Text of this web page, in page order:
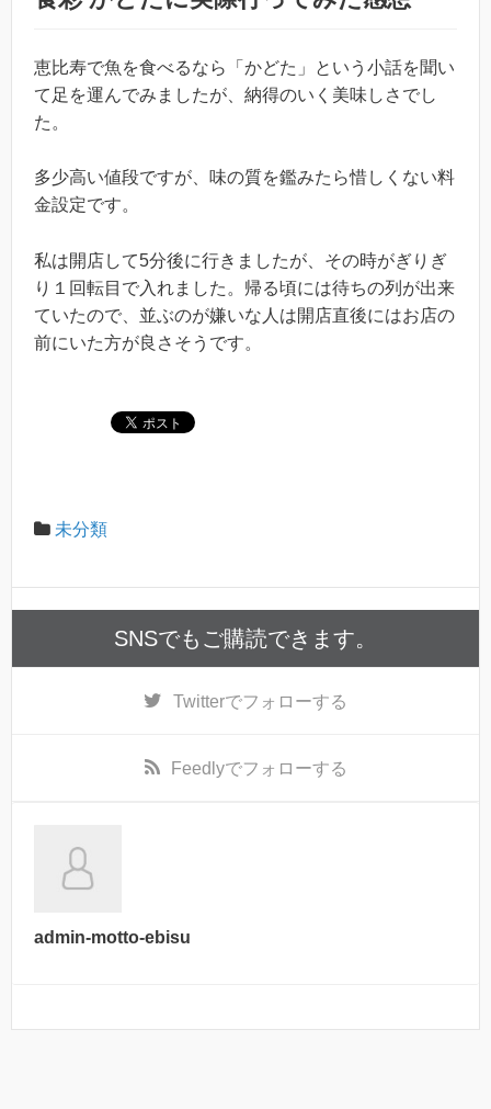
恵比寿で魚を食べるなら「かどた」という小話を聞い
て足を運んでみましたが、納得のいく美味しさでし
た。
多少高い値段ですが、味の質を鑑みたら惜しくない料
金設定です。
私は開店して5分後に行きましたが、その時がぎりぎ
り１回転目で入れました。帰る頃には待ちの列が出来
ていたので、並ぶのが嫌いな人は開店直後にはお店の
前にいた方が良さそうです。
未分類
SNSでもご購読できます。
Twitterでフォローする
Feedlyでフォローする
admin-motto-ebisu